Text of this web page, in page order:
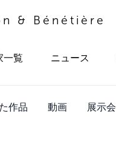
& Bénétière
一覧 ニュース
作品 動画 展示会